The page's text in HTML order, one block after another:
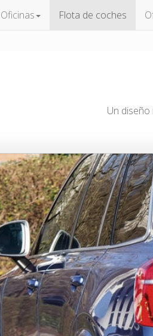
Oficinas Flota de coches
Un